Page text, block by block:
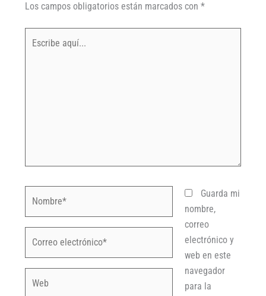
Los campos obligatorios están marcados con *
Guarda mi
nombre,
correo
electrónico y
web en este
navegador
para la